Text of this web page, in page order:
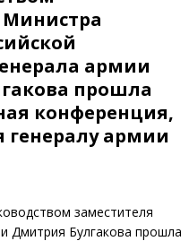
Министра
армии
прошла
конференция,
генералу армии
заместителя
Дмитрия Булгакова прошла